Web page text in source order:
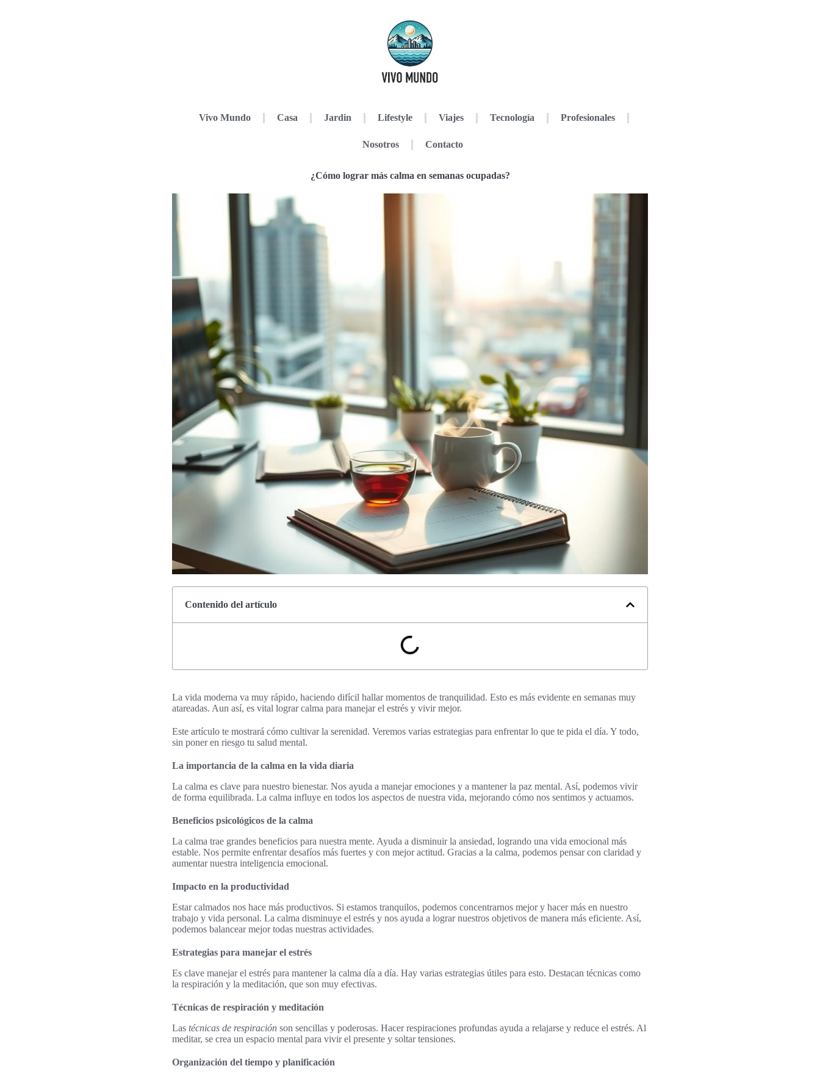
Vivo Mundo Casa Jardin Lifestyle Viajes Tecnología Profesionales
Nosotros Contacto
¿Cómo lograr más calma en semanas ocupadas?
Contenido del artículo
La vida moderna va muy rápido, haciendo difícil hallar momentos de tranquilidad. Esto es más evidente en semanas muy
atareadas. Aun así, es vital lograr calma para manejar el estrés y vivir mejor.
Este artículo te mostrará cómo cultivar la serenidad. Veremos varias estrategias para enfrentar lo que te pida el día. Y todo,
sin poner en riesgo tu salud mental.
La importancia de la calma en la vida diaria
La calma es clave para nuestro bienestar. Nos ayuda a manejar emociones y a mantener la paz mental. Así, podemos vivir
de forma equilibrada. La calma influye en todos los aspectos de nuestra vida, mejorando cómo nos sentimos y actuamos.
Beneficios psicológicos de la calma
La calma trae grandes beneficios para nuestra mente. Ayuda a disminuir la ansiedad, logrando una vida emocional más
estable. Nos permite enfrentar desafíos más fuertes y con mejor actitud. Gracias a la calma, podemos pensar con claridad y
aumentar nuestra inteligencia emocional.
Impacto en la productividad
Estar calmados nos hace más productivos. Si estamos tranquilos, podemos concentrarnos mejor y hacer más en nuestro
trabajo y vida personal. La calma disminuye el estrés y nos ayuda a lograr nuestros objetivos de manera más eficiente. Así,
podemos balancear mejor todas nuestras actividades.
Estrategias para manejar el estrés
Es clave manejar el estrés para mantener la calma día a día. Hay varias estrategias útiles para esto. Destacan técnicas como
la respiración y la meditación, que son muy efectivas.
Técnicas de respiración y meditación
Las técnicas de respiración son sencillas y poderosas. Hacer respiraciones profundas ayuda a relajarse y reduce el estrés. Al
meditar, se crea un espacio mental para vivir el presente y soltar tensiones.
Organización del tiempo y planificación